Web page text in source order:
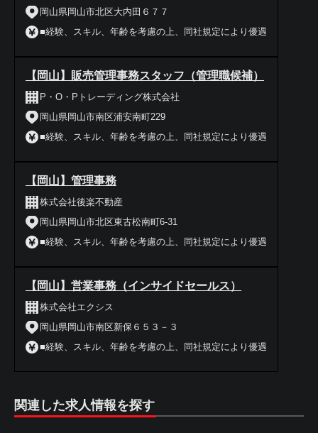
岡山県岡山市北区大内田６７７
■経験、スキル、年齢を考慮の上、同社規定により優遇
【岡山】販売管理事務スタッフ（管理職候補）
P・O・Pトレーディング株式会社
岡山県岡山市南区浦安南町229
■経験、スキル、年齢を考慮の上、同社規定により優遇
【岡山】管理事務
株式会社後楽不動産
岡山県岡山市北区東古松南町6-31
■経験、スキル、年齢を考慮の上、同社規定により優遇
【岡山】営業事務（インサイドセールス）
株式会社エクシス
岡山県岡山市南区新保６５３－３
■経験、スキル、年齢を考慮の上、同社規定により優遇
関連した求人情報を探す